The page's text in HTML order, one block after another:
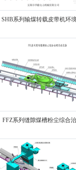
SHB系列输煤转载皮带机环
FFZ系列缝隙煤槽粉尘综合